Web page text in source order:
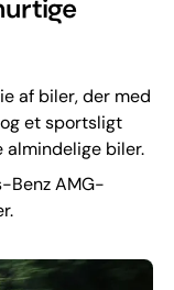
af biler, der med
et sportsligt
almindelige biler.
Benz AMG-